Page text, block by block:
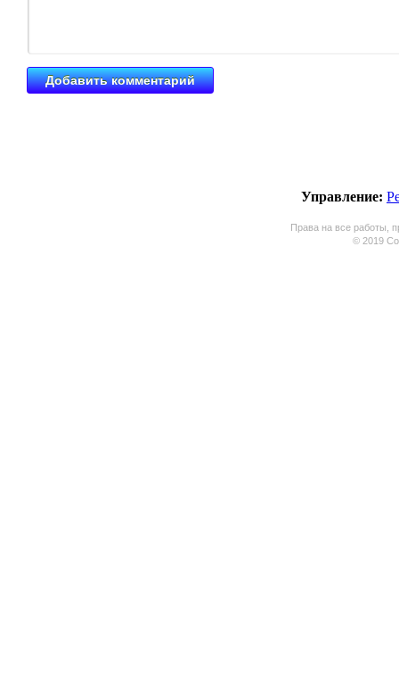
Управление:
Права на все работы,
© 2019